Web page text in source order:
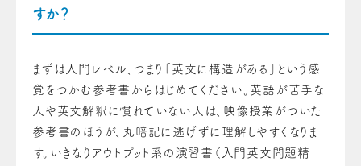
すか？
まずは入門レベル、つまり「英文に構造がある」という感
覚をつかむ参考書からはじめてください。英語が苦手な
人や英文解釈に慣れていない人は、映像授業がついた
参考書のほうが、丸暗記に逃げずに理解しやすくなりま
す。いきなりアウトプット系の演習書（入門英文問題精